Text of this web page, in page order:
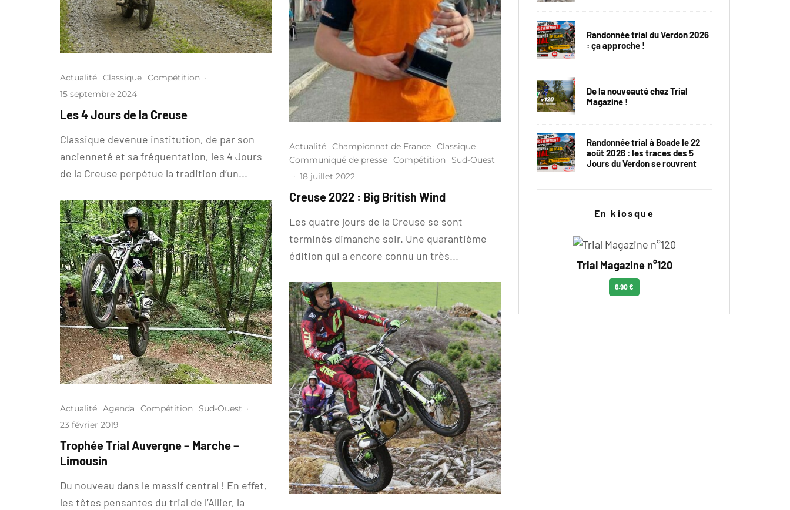
Actualité Classique Compétition ·
15 septembre 2024
Les 4 Jours de la Creuse
Classique devenue institution, de par son
ancienneté et sa fréquentation, les 4 Jours
de la Creuse perpétue la tradition d’un...
Actualité Agenda Compétition Sud-Ouest ·
23 février 2019
Trophée Trial Auvergne – Marche –
Limousin
Du nouveau dans le massif central ! En effet,
les têtes pensantes du trial de l’Allier, la
Actualité Championnat de France Classique
Communiqué de presse Compétition
Sud-Ouest
· 18 juillet 2022
Creuse 2022 : Big British Wind
Les quatre jours de la Creuse se sont
terminés dimanche soir. Une quarantième
édition qui a encore connu un très...
Randonnée trial du Verdon 2026
: ça approche !
De la nouveauté chez Trial
Magazine !
Randonnée trial à Boade le 22
août 2026 : les traces des 5
Jours du Verdon se rouvrent
En kiosque
Trial Magazine n°120
6.90 €